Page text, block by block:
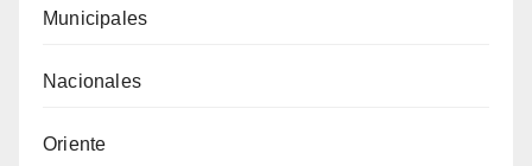
Municipales
Nacionales
Oriente